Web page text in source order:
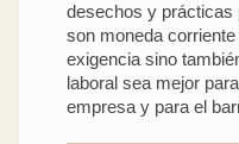
desechos y prácticas
son moneda
exigencia sino
laboral sea mejor
empresa y para el